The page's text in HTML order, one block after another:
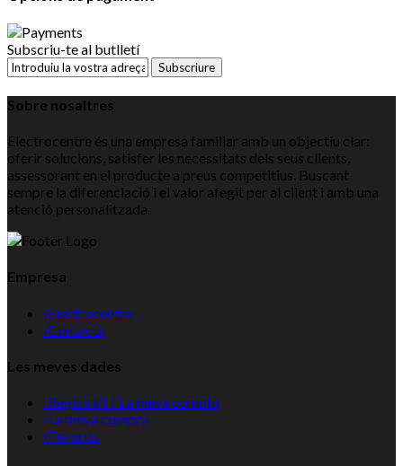
Subscriu-te al butlletí
Subscriure
Sobre nosaltres
Electrocentre és una empresa familiar amb un objectiu clar:
oferir solucions, satisfer les necessitats dels seus clients,
assessorant en el producte a preus competitius. Buscant
sempre la diferenciació i el valor afegit per al client i amb una
atenció personalitzada.
Empresa
›Electrocentre
›Contacta
Les meves dades
›Registra't / La meva compta
›La meva compra
›Favorits